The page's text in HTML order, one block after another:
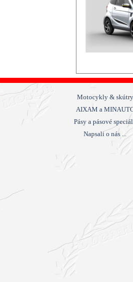
Motocykly & skútry
AIXAM a
Pásy a pásové
Napsali o nás ...